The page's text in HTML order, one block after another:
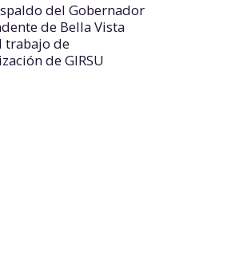
del Gobernador
de Bella Vista
trabajo de
de GIRSU